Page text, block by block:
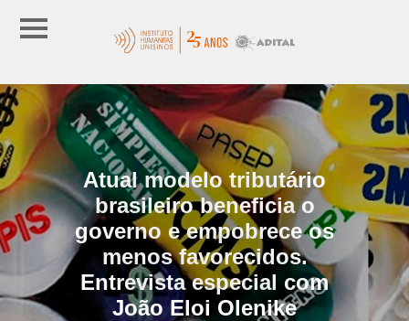
Atual modelo tributário
brasileiro beneficia o
governo e empobrece os
menos favorecidos.
Entrevista especial com
João Eloi Olenike